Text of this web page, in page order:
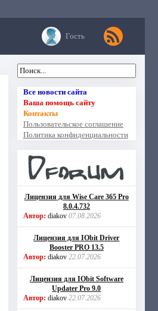
Гость
Все новости сайта
Ваша помощь сайту
Контакты
Пользовательское соглашение
Политика конфиденциальности
Лицензия для Wise Care 365 Pro
8.0.4.732
Автор: diakov 07.08.2026
Лицензия для IObit Driver
Booster PRO 13.5
Автор: diakov 22.07.2026
Лицензия для IObit Software
Updater Pro 9.0
Автор: diakov 22.07.2026